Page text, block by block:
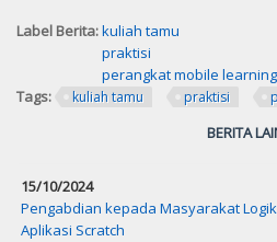
Label Berita:kuliah tamu
praktisi
perangkat mobile learning
Tags:
kuliah tamu praktisi
BERITA
15/10/2024
Pengabdian kepada Masyarakat
Aplikasi Scratch